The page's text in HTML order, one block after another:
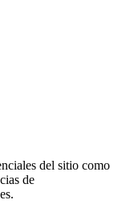
del sitio como
de